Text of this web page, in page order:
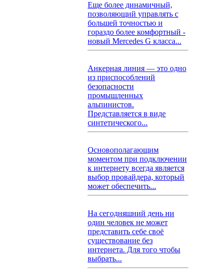
Еще более динамичный,
позволяющий управлять с
большей точностью и
гораздо более комфортный -
новый Mercedes G класса...
Анкерная линия — это одно
из приспособлений
безопасности
промышленных
альпинистов.
Представляется в виде
синтетического...
Основополагающим
моментом при подключении
к интернету всегда является
выбор провайдера, который
может обеспечить...
На сегодняшний день ни
один человек не может
представить себе своё
существование без
интернета. Для того чтобы
выбрать...